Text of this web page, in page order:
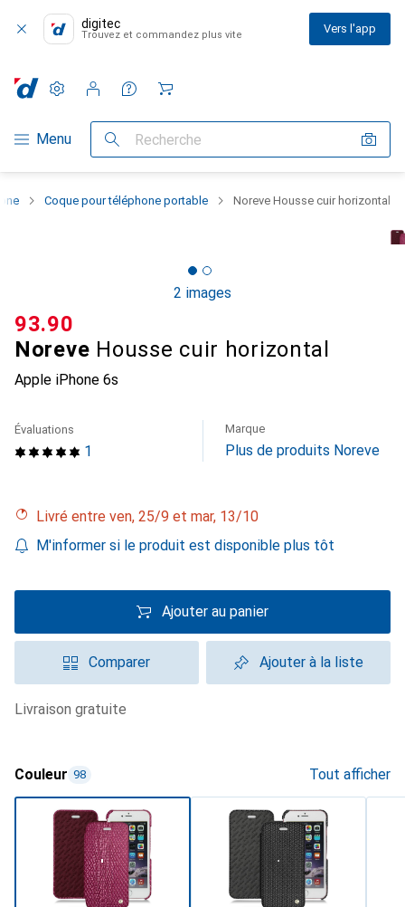
digitec
Trouvez et commandez plus vite Vers l'app
Navigation par catégorie
Menu Recherche
Paramètres
Compte client
Listes de comparaison
Listes d'envies
Panier
Coque pour téléphone portable Noreve Housse cuir horizontal
2 images
Noreve Housse cuir horizontal
Apple iPhone 6s
CHF
93.90
1
Évaluations Marque
Plus de produits Noreve
Livré entre ven, 25/9 et mar, 13/10
M'informer si le produit est disponible plus tôt
Ajouter au panier
Comparer Ajouter à la liste
livraison gratuite
Couleur 98 Tout afficher